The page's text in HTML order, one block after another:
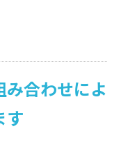
（オプトアウト）
合わせによ
す